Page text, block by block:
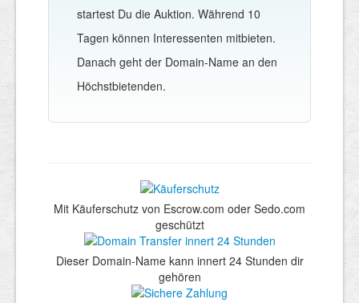
startest Du die Auktion. Während 10
Tagen können Interessenten mitbieten.
Danach geht der Domain-Name an den
Höchstbietenden.
Mit Käuferschutz von Escrow.com oder Sedo.com
geschützt
Dieser Domain-Name kann innert 24 Stunden dir
gehören